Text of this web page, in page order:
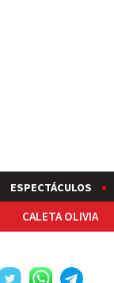
ESPECTÁCULOS
CALETA OLIVIA